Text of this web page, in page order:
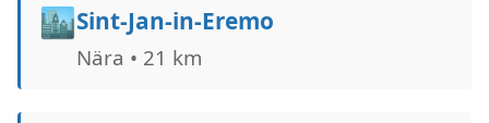
🏙️Sint-Jan-in-Eremo
Nära • 21 km